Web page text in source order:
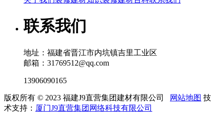
联系我们
地址：福建省晋江市内坑镇吉里工业区
邮箱：31769512@qq.com
13906090165
版权所有 © 2023 福建J9直营集团建材有限公司 网站地图 技
术支持： 厦门J9直营集团网络科技有限公司